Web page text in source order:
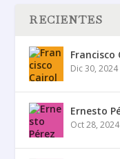
RECIENTES
Francisco
Dic 30, 2024
Ernesto
Oct 28, 2024